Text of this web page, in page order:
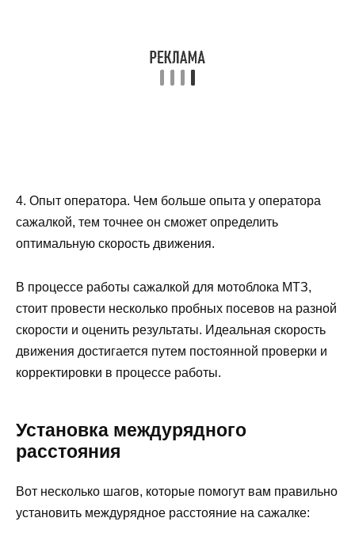
4. Опыт оператора. Чем больше опыта у оператора
сажалкой, тем точнее он сможет определить
оптимальную скорость движения.
В процессе работы сажалкой для мотоблока МТЗ,
стоит провести несколько пробных посевов на разной
скорости и оценить результаты. Идеальная скорость
движения достигается путем постоянной проверки и
корректировки в процессе работы.
Установка междурядного
расстояния
Вот несколько шагов, которые помогут вам правильно
установить междурядное расстояние на сажалке: